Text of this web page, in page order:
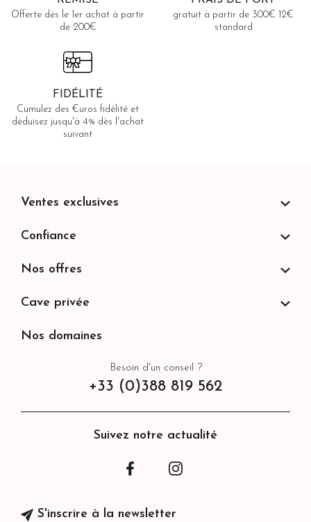
ans.
Offerte dès le 1er achat à partir
de 200€
gratuit à partir de 300€ 12€
standard
FIDÉLITÉ
Cumulez des €uros fidélité et
déduisez jusqu'à 4% dès l'achat
suivant
Besoin d'un conseil ?
+33 (0)388 819 562
Suivez notre actualité
Facebook
S'inscrire à la newsletter
Ventes exclusives
Confiance
Nos offres
Cave privée
Nos domaines